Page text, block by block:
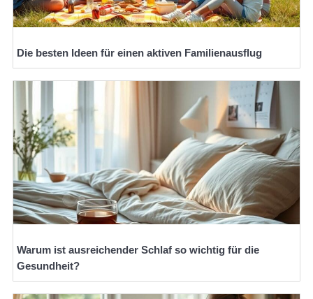
Die besten Ideen für einen aktiven Familienausflug
Warum ist ausreichender Schlaf so wichtig für die
Gesundheit?